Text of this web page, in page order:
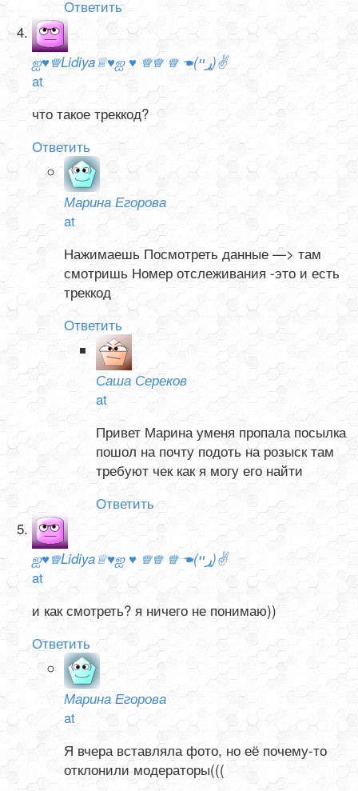
Ответить
ஐ♥♕Lidiya♕♥ஐ ♥ ♕♕ ♕ ☚(ړײ)✌
at
что такое треккод?
Ответить
Марина Егорова
at
Нажимаешь Посмотреть данные —> там
смотришь Номер отслеживания -это и есть
треккод
Ответить
Саша Сереков
at
Привет Марина уменя пропала посылка
пошол на почту подоть на розыск там
требуют чек как я могу его найти
Ответить
ஐ♥♕Lidiya♕♥ஐ ♥ ♕♕ ♕ ☚(ړײ)✌
at
и как смотреть? я ничего не понимаю))
Ответить
Марина Егорова
at
Я вчера вставляла фото, но её почему-то
отклонили модераторы(((